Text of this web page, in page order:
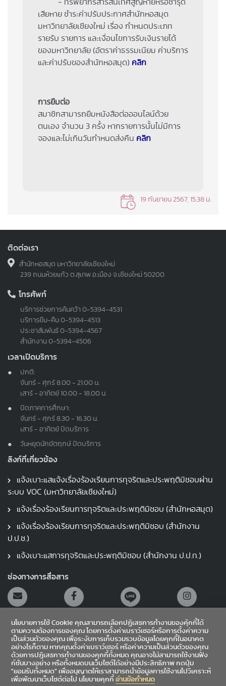
- ทรัพยากรสารสนเทศสูญหายหรือชำรุด
เสียหาย ชำระค่าปรับประกาศสำนักหอสมุด
มหาวิทยาลัยเชียงใหม่ เรื่อง กำหนดประเภท
รายรับ รายการ และเงื่อนไขการรับเงินรายได้
ของมหาวิทยาลัย (อัตราค่าธรรมเนียม ค่าบริการ
และค่าปรับของสำนักหอสมุด) คลิก
การยืมต่อ
สมาชิกสามารถยืมหนังสือต่อออนไลน์ด้วย
ตนเอง จำนวน 3 ครั้ง หากรายการนั้นไม่มีการ
จองและไม่เกินวันกำหนดส่งคืน คลิก
19 กันยายน 2567, 15.38 น.
ติดต่อเรา
สำนักหอสมุด มหาวิทยาลัยเชียงใหม่
239 ถนนห้วยแก้ว ต.สุเทพ อ.เมือง จ.เชียงใหม่ 50200
โทรศัพท์
บริการช่วยการค้นคว้า 0-5394-4531
บริการยืม-คืน 0-5394-4513
ประชาสัมพันธ์ 0-5394-4567
สำนักงาน 0-5394-4506
เวลาเปิดบริการ
ปกติ:
จันทร์ - ศุกร์ 8.00 - 21.00 น.
เสาร์ - อาทิตย์ 10.00 - 18.00 น.
ปิดภาคการศึกษา:
จันทร์ - ศุกร์ 8.30 - 16.30 น.
เสาร์ - อาทิตย์ ปิดบริการ
วันหยุดนักขัตฤกษ์ ปิดบริการ
ลิงก์ที่เกี่ยวข้อง
แจ้งเบาะแสแจ้งเรื่องร้องเรียนการทุจริตและประพฤติมิชอบผ่าน
ระบบ VOC (มหาวิทยาลัยเชียงใหม่)
แจ้งเรื่องร้องเรียนการทุจริตและประพฤติมิชอบ (สำนักหอสมุด)
แจ้งเรื่องร้องเรียนการทุจริตและประพฤติมิชอบ (สำนักงาน
ป.ป.ช.)
แจ้งเบาะแสการทุจริตและประพฤติมิชอบ (สำนักงาน ป.ป.ท.)
ช่องทางการสื่อสาร
สายตรงผู้อำนวยการ
เข้าสู่ระบบ
นโยบายการใช้ Cookie คุณสามารถเลือกปฏิเสธการทำงานของคุ้กกี้ได้
ตามความต้องการของคุณ โดยการตั้งค่าเบราว์เซอร์หรือการตั้งค่าความ
เป็นส่วนตัวของคุณ เพื่อระงับการเก็บรวมรวบข้อมูลโดยคุกกี้ในอนาคต
อย่างไรก็ตาม หากคุณตั้งค่าเบราว์เซอร์ หรือค่าความเป็นส่วนตัวของคุณ
ด้วยการปฎิเสธการทำงานของคุกกี้ทั้งหมด คุณอาจไม่สามารถใช้งานฟัง
ก์ชั่นบางอย่าง หรือทั้งหมดบนเว็บไซต์ได้อย่างมีประสิทธิภาพ กดปุ่ม
"ยอมรับทั้งหมด" เพื่ออนุญาตให้เราสามารถนำข้อมูลการใช้งานไปวิเคราะห์
เพื่อพัฒนาเว็บไซต์ต่อไป นโยบายคุกกี้อ่านข้อกำหนด